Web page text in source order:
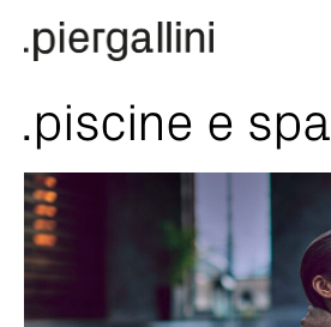
.piscine e spa